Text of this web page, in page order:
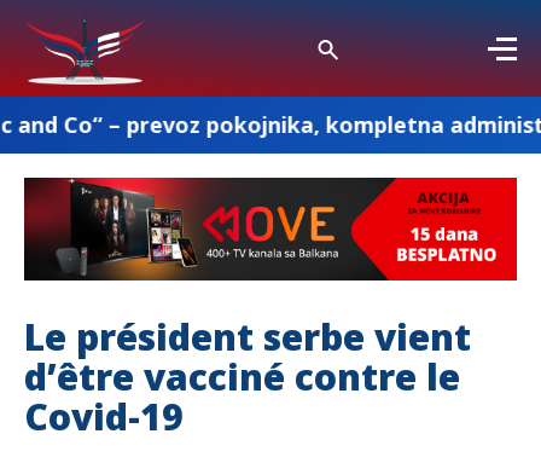
pokojnika, kompletna administracija i
Le président serbe vient
d’être vacciné contre le
Covid-19